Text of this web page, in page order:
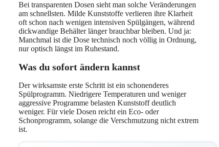
Bei transparenten Dosen sieht man solche Veränderungen
am schnellsten. Milde Kunststoffe verlieren ihre Klarheit
oft schon nach wenigen intensiven Spülgängen, während
dickwandige Behälter länger brauchbar bleiben. Und ja:
Manchmal ist die Dose technisch noch völlig in Ordnung,
nur optisch längst im Ruhestand.
Was du sofort ändern kannst
Der wirksamste erste Schritt ist ein schonenderes
Spülprogramm. Niedrigere Temperaturen und weniger
aggressive Programme belasten Kunststoff deutlich
weniger. Für viele Dosen reicht ein Eco- oder
Schonprogramm, solange die Verschmutzung nicht extrem
ist.